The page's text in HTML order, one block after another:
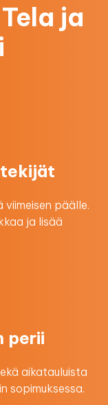
ja
päälle.
​ja lisää
perii
aikatauluista
sopimuksessa.